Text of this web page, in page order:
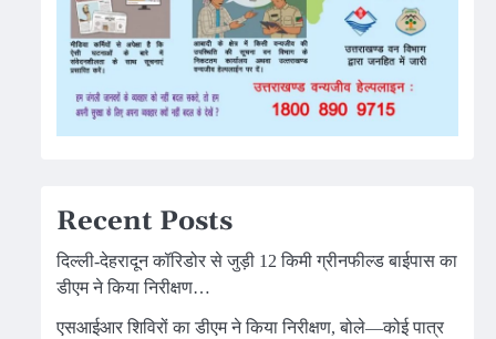
Recent Posts
दिल्ली-देहरादून कॉरिडोर से जुड़ी 12 किमी ग्रीनफील्ड बाईपास का
डीएम ने किया निरीक्षण…
एसआईआर शिविरों का डीएम ने किया निरीक्षण, बोले—कोई पात्र